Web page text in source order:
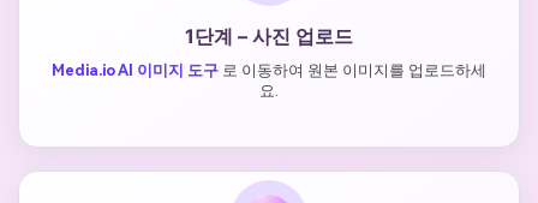
1단계 – 사진 업로드
Media.io AI 이미지 도구 로 이동하여 원본 이미지를 업로드하세
요.